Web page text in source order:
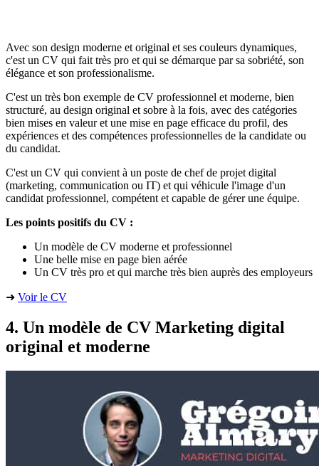
Avec son design moderne et original et ses couleurs dynamiques,
c'est un CV qui fait très pro et qui se démarque par sa sobriété, son
élégance et son professionalisme.
C'est un très bon exemple de CV professionnel et moderne, bien
structuré, au design original et sobre à la fois, avec des catégories
bien mises en valeur et une mise en page efficace du profil, des
expériences et des compétences professionnelles de la candidate ou
du candidat.
C'est un CV qui convient à un poste de chef de projet digital
(marketing, communication ou IT) et qui véhicule l'image d'un
candidat professionnel, compétent et capable de gérer une équipe.
Les points positifs du CV :
Un modèle de CV moderne et professionnel
Une belle mise en page bien aérée
Un CV très pro et qui marche très bien auprès des employeurs
➜ Voir le CV
4. Un modèle de CV Marketing digital
original et moderne